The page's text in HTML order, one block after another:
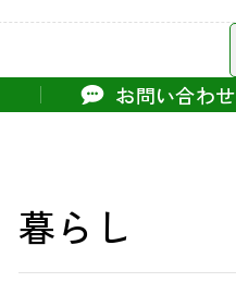
お問い合わせ
暮らし